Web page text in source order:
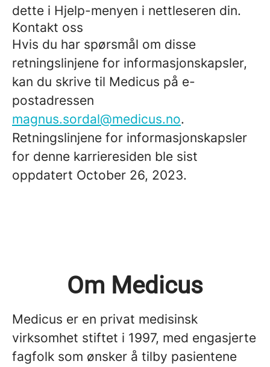
dette i Hjelp-menyen i nettleseren din.
Kontakt oss
Hvis du har spørsmål om disse
retningslinjene for informasjonskapsler,
kan du skrive til Medicus på e-
postadressen
magnus.sordal@medicus.no.
Retningslinjene for informasjonskapsler
for denne karrieresiden ble sist
oppdatert October 26, 2023.
Om Medicus
Medicus er en privat medisinsk
virksomhet stiftet i 1997, med engasjerte
fagfolk som ønsker å tilby pasientene